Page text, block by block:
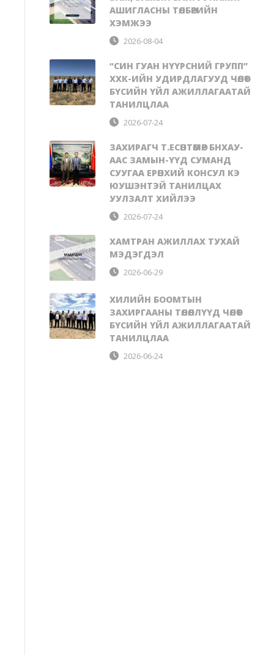
АШИГЛАСНЫ ТӨЛБӨРИЙН
ХЭМЖЭЭ
2026-08-04
“СИН ГУАН НҮҮРСНИЙ ГРУПП”
ХХК-ИЙН УДИРДЛАГУУД ЧӨЛӨӨТ
БҮСИЙН ҮЙЛ АЖИЛЛАГААТАЙ
ТАНИЛЦЛАА
2026-07-24
ЗАХИРАГЧ Т.ЕСӨНТӨМӨР БНХАУ-
ААС ЗАМЫН-ҮҮД СУМАНД
СУУГАА ЕРӨНХИЙ КОНСУЛ КЭ
ЮУШЭНТЭЙ ТАНИЛЦАХ
УУЛЗАЛТ ХИЙЛЭЭ
2026-07-24
ХАМТРАН АЖИЛЛАХ ТУХАЙ
МЭДЭГДЭЛ
2026-06-29
ХИЛИЙН БООМТЫН
ЗАХИРГААНЫ ТӨЛӨӨЛЛҮҮД ЧӨЛӨӨТ
БҮСИЙН ҮЙЛ АЖИЛЛАГААТАЙ
ТАНИЛЦЛАА
2026-06-24